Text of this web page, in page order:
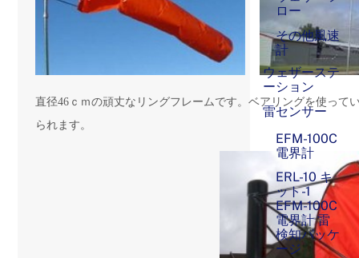
直径46ｃｍの頑丈なリングフレームです。ベアリングを使って
られます。
ロー
その他風速
計
ウェザーステ
ーション
雷センサー
EFM-100C
電界計
ERL-10 キ
ット-1
EFM-100C
電界計 雷
検知パッケ
ージ